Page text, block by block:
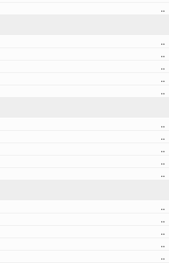
..
..
..
..
..
..
..
..
..
..
..
..
..
..
..
..